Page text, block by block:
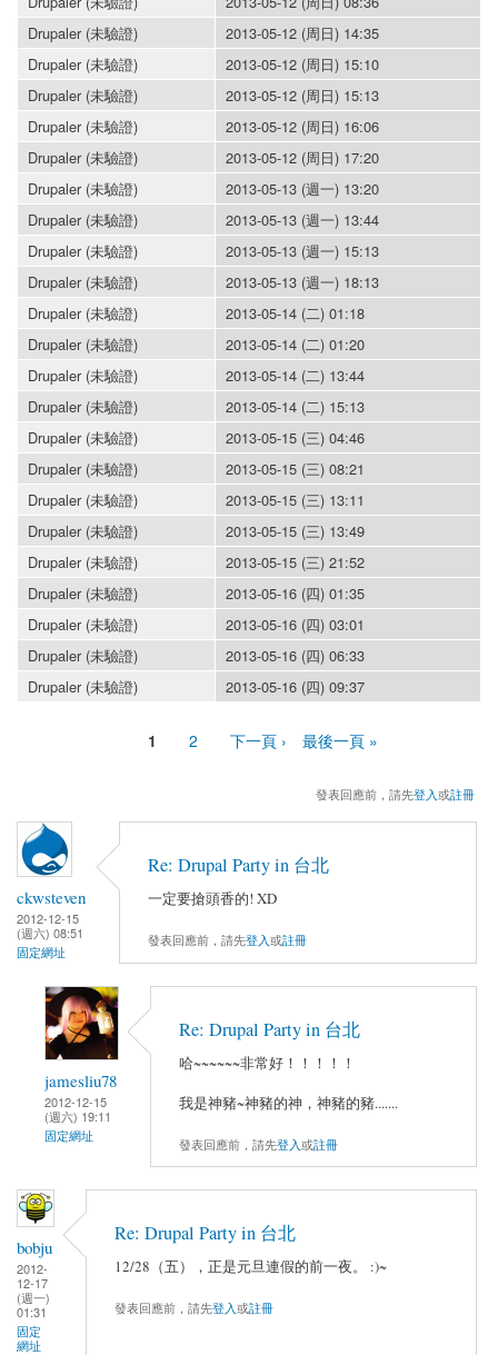
Drupaler (未驗證)
2013-05-12 (周日) 14:35
Drupaler (未驗證)
2013-05-12 (周日) 15:10
Drupaler (未驗證)
2013-05-12 (周日) 15:13
Drupaler (未驗證)
2013-05-12 (周日) 16:06
Drupaler (未驗證)
2013-05-12 (周日) 17:20
Drupaler (未驗證)
2013-05-13 (週一) 13:20
Drupaler (未驗證)
2013-05-13 (週一) 13:44
Drupaler (未驗證)
2013-05-13 (週一) 15:13
Drupaler (未驗證)
2013-05-13 (週一) 18:13
Drupaler (未驗證)
2013-05-14 (二) 01:18
Drupaler (未驗證)
2013-05-14 (二) 01:20
Drupaler (未驗證)
2013-05-14 (二) 13:44
Drupaler (未驗證)
2013-05-14 (二) 15:13
Drupaler (未驗證)
2013-05-15 (三) 04:46
Drupaler (未驗證)
2013-05-15 (三) 08:21
Drupaler (未驗證)
2013-05-15 (三) 13:11
Drupaler (未驗證)
2013-05-15 (三) 13:49
Drupaler (未驗證)
2013-05-15 (三) 21:52
Drupaler (未驗證)
2013-05-16 (四) 01:35
Drupaler (未驗證)
2013-05-16 (四) 03:01
Drupaler (未驗證)
2013-05-16 (四) 06:33
Drupaler (未驗證)
2013-05-16 (四) 09:37
1 2 下一頁 › 最後一頁 »
發表回應前，請先登入或註冊
ckwsteven
2012-12-15
(週六) 08:51
固定網址
Re: Drupal Party in 台北
一定要搶頭香的! XD
發表回應前，請先登入或註冊
jamesliu78
2012-12-15
(週六) 19:11
固定網址
Re: Drupal Party in 台北
哈~~~~~~非常好！！！！！
我是神豬~神豬的神，神豬的豬.......
發表回應前，請先登入或註冊
bobju
2012-
12-17
(週一)
01:31
固定
網址
Re: Drupal Party in 台北
12/28（五），正是元旦連假的前一夜。 :)~
發表回應前，請先登入或註冊